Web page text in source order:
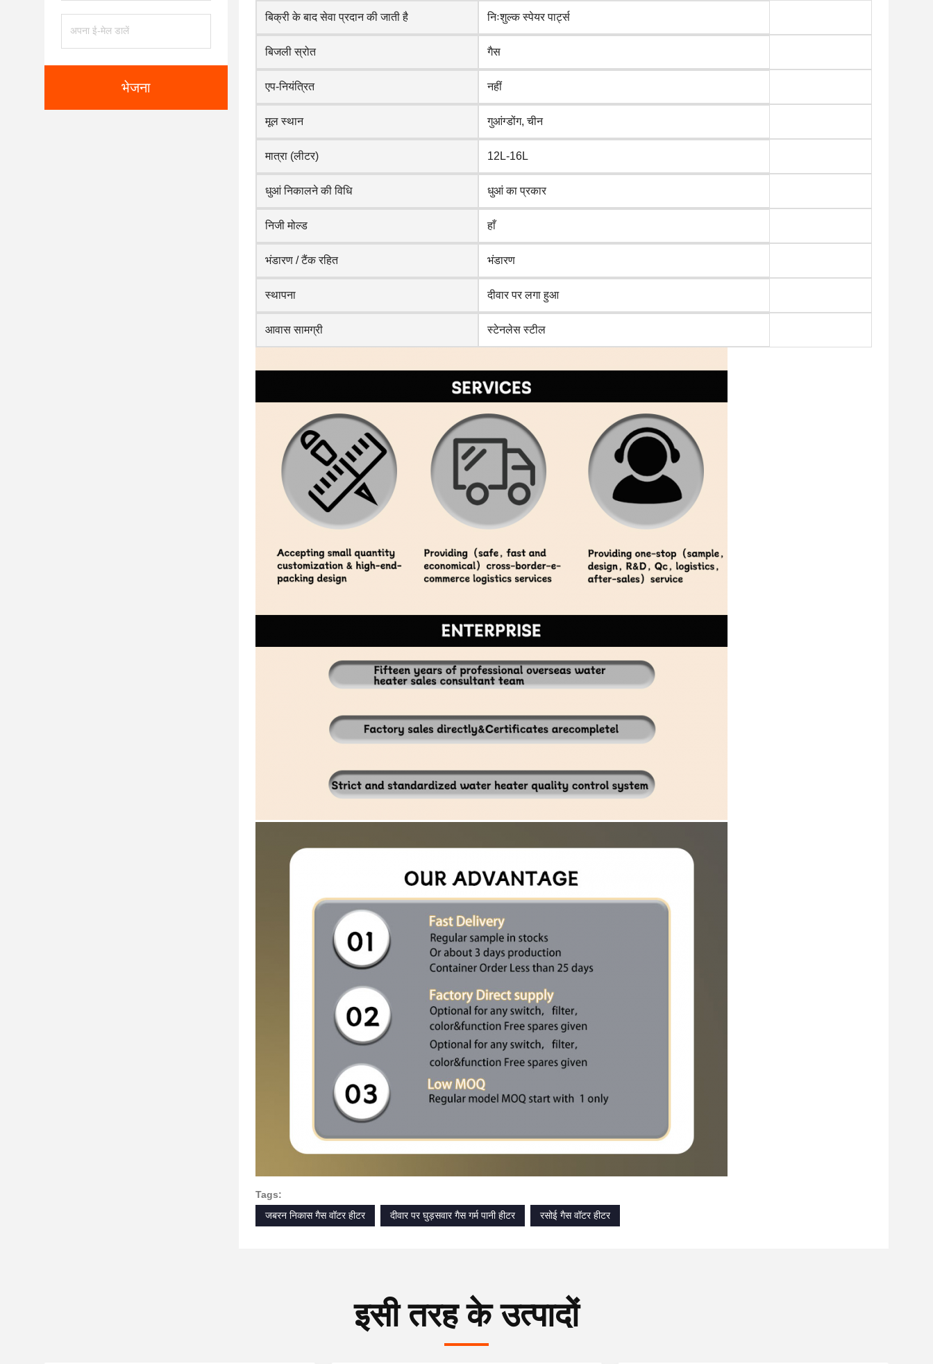
भेजना
बिक्री के बाद सेवा प्रदान की जाती है निःशुल्क स्पेयर पार्ट्स
बिजली स्रोत गैस
एप-नियंत्रित नहीं
मूल स्थान गुआंग्डोंग, चीन
मात्रा (लीटर) 12L-16L
धुआं निकालने की विधि धुआं का प्रकार
निजी मोल्ड हाँ
भंडारण / टैंक रहित भंडारण
स्थापना दीवार पर लगा हुआ
आवास सामग्री स्टेनलेस स्टील
Tags:
जबरन निकास गैस वॉटर हीटर
दीवार पर घुड़सवार गैस गर्म पानी हीटर रसोई गैस वॉटर हीटर
इसी तरह के उत्पादों